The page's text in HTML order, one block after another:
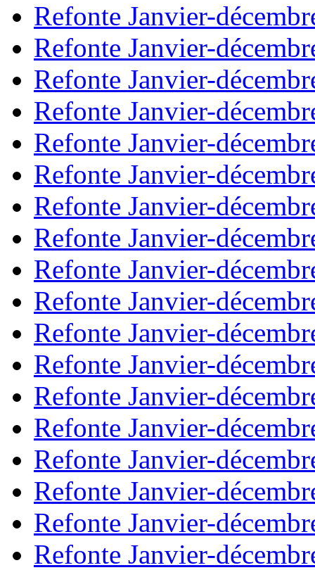
Refonte Janvier-
Refonte Janvier-
Refonte Janvier-
Refonte Janvier-
Refonte Janvier-
Refonte Janvier-
Refonte Janvier-
Refonte Janvier-
Refonte Janvier-
Refonte Janvier-
Refonte Janvier-
Refonte Janvier-
Refonte Janvier-
Refonte Janvier-
Refonte Janvier-
Refonte Janvier-
Refonte Janvier-
Refonte Janvier-